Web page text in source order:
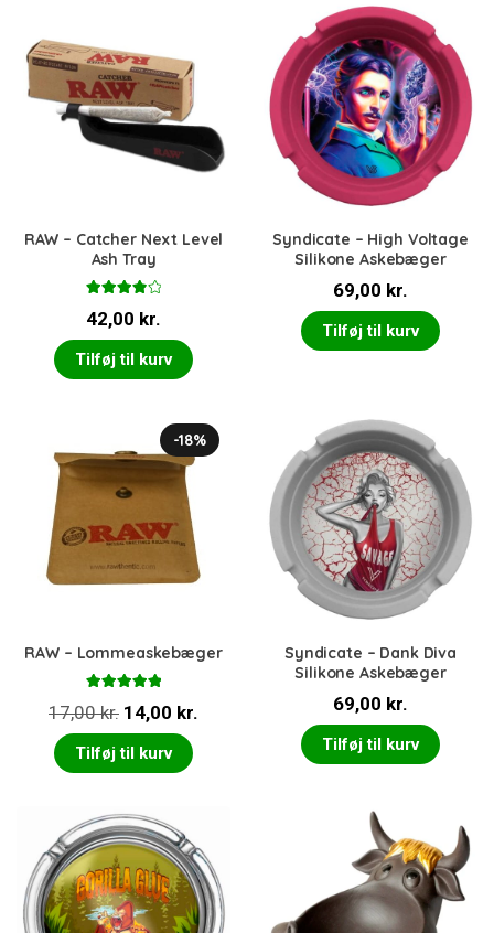
RAW – Catcher Next Level
Ash Tray
4.00ud
af 5
42,00 kr.
Tilføj til kurv
Syndicate – High Voltage
Silikone Askebæger
69,00 kr.
Tilføj til kurv
-18%
RAW – Lommeaskebæger
5.00ud af 5
17,00kr. Den
oprindelige
pris
17,00 kr..
14,00 kr.
Tilføj til kurv
Syndicate – Dank Diva
Silikone Askebæger
69,00 kr.
Tilføj til kurv